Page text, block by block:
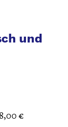
und
8,00 €